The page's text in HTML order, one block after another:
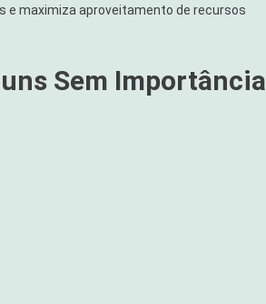
e maximiza aproveitamento de recursos
Sem Importância